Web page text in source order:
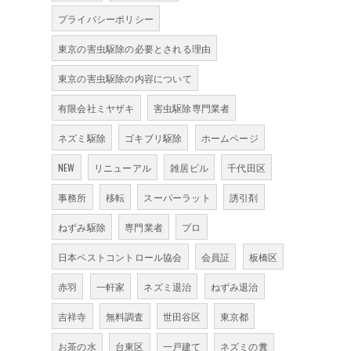
プライバシーポリシー
東京の害虫駆除の必要とされる理由
東京の害虫駆除の内容について
有限会社ミヤザキ 害虫駆除専門業者
ネズミ駆除 ゴキブリ駆除 ホームページ
NEW リニューアル 雑居ビル 千代田区
事務所 移転 スーパーラット 誘引剤
ねずみ駆除 専門業者 プロ
日本ペストコントロール協会 会員証 板橋区
赤羽 一軒家 ネズミ退治 ねずみ退治
吉祥寺 無料調査 世田谷区 東京都
お茶の水 台東区 一戸建て ネズミの糞